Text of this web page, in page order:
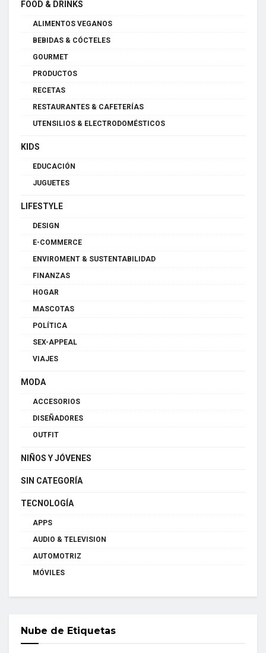
FOOD & DRINKS
ALIMENTOS VEGANOS
BEBIDAS & CÓCTELES
GOURMET
PRODUCTOS
RECETAS
RESTAURANTES & CAFETERÍAS
UTENSILIOS & ELECTRODOMÉSTICOS
KIDS
EDUCACIÓN
JUGUETES
LIFESTYLE
DESIGN
E-COMMERCE
ENVIROMENT & SUSTENTABILIDAD
FINANZAS
HOGAR
MASCOTAS
POLÍTICA
SEX-APPEAL
VIAJES
MODA
ACCESORIOS
DISEÑADORES
OUTFIT
NIÑOS Y JÓVENES
SIN CATEGORÍA
TECNOLOGÍA
APPS
AUDIO & TELEVISION
AUTOMOTRIZ
MÓVILES
Nube de Etiquetas